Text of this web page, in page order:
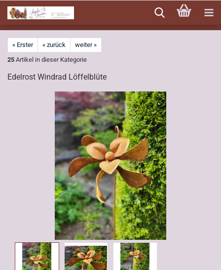
zum
Hauptinhalt
« Erster « zurück
weiter »
25 Artikel in dieser Kategorie
Edelrost Windrad Löffelblüte